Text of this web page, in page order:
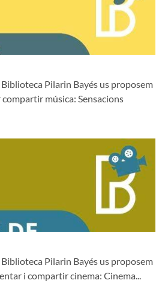
Biblioteca Pilarin Bayés us proposem
música: Sensacions
Biblioteca Pilarin Bayés us proposem
i compartir cinema: Cinema...